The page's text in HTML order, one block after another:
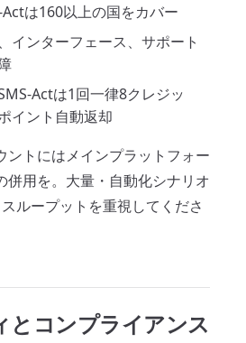
は160以上の国をカバー
インターフェース、サポート
Actは1回一律8クレジッ
イント自動返却
ントにはメインプラットフォー
併用を。大量・自動化シナリオ
ループットを重視してくださ
とコンプライアンス